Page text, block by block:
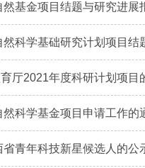
基金项目结题与研究进展
科学基础研究计划项目结
厅2021年度科研计划项目
科学基金项目申请工作的
青年科技新星候选人的公